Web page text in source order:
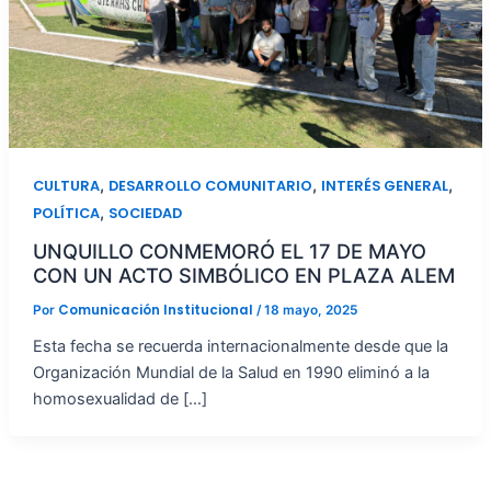
CULTURA, DESARROLLO COMUNITARIO, INTERÉS GENERAL,
POLÍTICA, SOCIEDAD
UNQUILLO CONMEMORÓ EL 17 DE MAYO
CON UN ACTO SIMBÓLICO EN PLAZA ALEM
Por Comunicación Institucional /18 mayo, 2025
Esta fecha se recuerda internacionalmente desde que la
Organización Mundial de la Salud en 1990 eliminó a la
homosexualidad de […]